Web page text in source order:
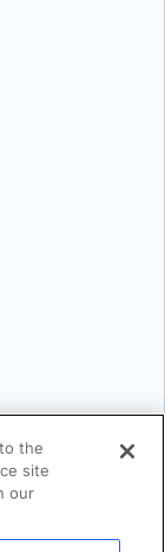
the
site
our